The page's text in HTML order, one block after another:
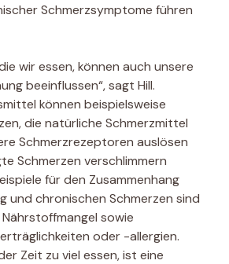
Schmerzsymptome führen
wir essen, können auch unsere
beeinflussen“, sagt Hill.
können beispielsweise
die natürliche Schmerzmittel
Schmerzrezeptoren auslösen
Schmerzen verschlimmern
für den Zusammenhang
und chronischen Schmerzen sind
sowie
oder -allergien.
Zeit zu viel essen, ist eine